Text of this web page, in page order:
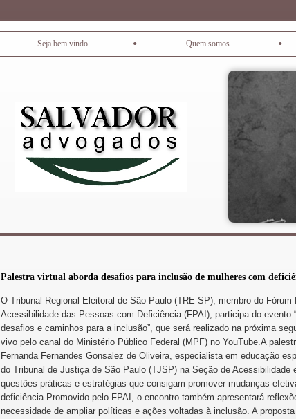
Seja bem vindo • Quem somos •
Palestra virtual aborda desafios para inclusão de mulheres com
O Tribunal Regional Eleitoral de São Paulo (TRE-SP), membro do
Acessibilidade das Pessoas com Deficiência (FPAI), participa do evento
desafios e caminhos para a inclusão”, que será realizado na próxima
vivo pelo canal do Ministério Público Federal (MPF) no YouTube.A
Fernanda Fernandes Gonsalez de Oliveira, especialista em educação
do Tribunal de Justiça de São Paulo (TJSP) na Seção de Acessibilidade
questões práticas e estratégias que consigam promover mudanças
deficiência.Promovido pelo FPAI, o encontro também apresentará
necessidade de ampliar políticas e ações voltadas à inclusão. A